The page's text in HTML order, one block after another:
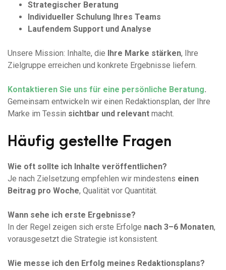
Strategischer Beratung
Individueller Schulung Ihres Teams
Laufendem Support und Analyse
Unsere Mission: Inhalte, die Ihre Marke stärken, Ihre
Zielgruppe erreichen und konkrete Ergebnisse liefern.
Kontaktieren Sie uns für eine persönliche Beratung.
Gemeinsam entwickeln wir einen Redaktionsplan, der Ihre
Marke im Tessin sichtbar und relevant macht.
Häufig gestellte Fragen
Wie oft sollte ich Inhalte veröffentlichen?
Je nach Zielsetzung empfehlen wir mindestens einen
Beitrag pro Woche, Qualität vor Quantität.
Wann sehe ich erste Ergebnisse?
In der Regel zeigen sich erste Erfolge nach 3–6 Monaten,
vorausgesetzt die Strategie ist konsistent.
Wie messe ich den Erfolg meines Redaktionsplans?